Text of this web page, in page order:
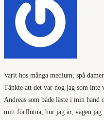
Varit hos många medium, spå
Tänkte att det var nog jag som
Andreas som både läste i min
mitt förflutna, hur jag är, vägen